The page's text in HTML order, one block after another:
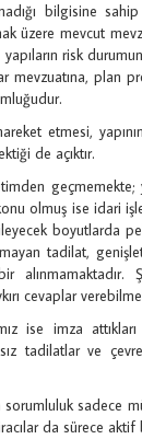
bilgisine
üzere mevcut
risk
plan
etmesi,
de açıktır.
geçmemekte;
olmuş ise idari
boyutlarda
tadilat,
alınmamaktadır.
cevaplar
ise imza
tadilatlar ve
sadece
da sürece aktif